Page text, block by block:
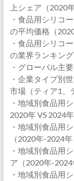
上シェア（2020
・食品用シリコ
の平均価格（
・食品用シリコ
の業界ランキン
・グローバル主
・企業タイプ別
市場（ティア1、
・地域別食品用
2020年 VS 2024
・地域別食品用
（2020年-2024年
・地域別食品用
ア（2020年-2024
・地域別食品用